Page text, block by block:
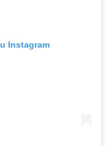
Instagram